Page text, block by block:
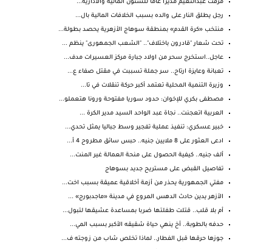
مرفت عبدالنعيم مديرا عاما للشئون المالية والادارية...
رجل يطلق النار على والده بسبب الخلافات المالية بال...
منتخب «كرة القدم» بمنطقة سوهاج الأزهرية يحصد بطولة...
تحت شعار "قادرون باختلاف".. "الشعب الجمهورى" ينظم ...
عاجل..استخرج سحر من اولاد جبارة مركز العسيرات مدف...
تعبانة وعايزة ارتاح.. سر جملة تسببت في مقتل صفاء ع...
وزيرة التنمية المحلية تعتمد أكبر حركة تنقلات في تا...
مصطفى بكري للإخوان: حدود سوريا مفتوحة ورونا هتعملو...
العربية اتعجنت.. نجاة عبد الواحد السيد مدير الكرة ...
خبير عسكري: تنفيذ عملية تفجير وسط جباليا يمثل تحدي...
ادعى العثور على 8 ملايين جنيه.. حبس سائق مطروح 4 أ...
ألف جنيه.. كيفية الحصول على منحة العمالة غير المنت...
تفاصيل القبض على مستريح جديد بسوهاج
مفتي الجمهورية يحذر من أزمة أخلاقية عميقة بسبب اخت...
الأزهر يدين حادث الدهس المروع في مدينة «ماجدبورج» ...
أم بلا قلب.. قتلت طفلتها ضربا بمساعدة عشيقها لتبول...
حدفه بالطوبة.. أخ ينهي حياة شقيقه الأكبر بسبب المي...
جوزها حرقها قبل الفطار.. لماذا تخلص شاب من زوجته ف...